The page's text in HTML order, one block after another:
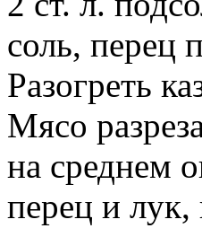
соль, перец
Разогреть
Мясо
на среднем
перец и